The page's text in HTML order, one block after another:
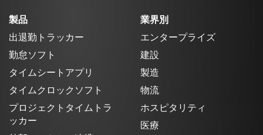
製品
出退勤トラッカー
勤怠ソフト
タイムシートアプリ
タイムクロックソフト
プロジェクトタイムトラ
ッカー
業界別
エンタープライズ
建設
製造
物流
ホスピタリティ
医療